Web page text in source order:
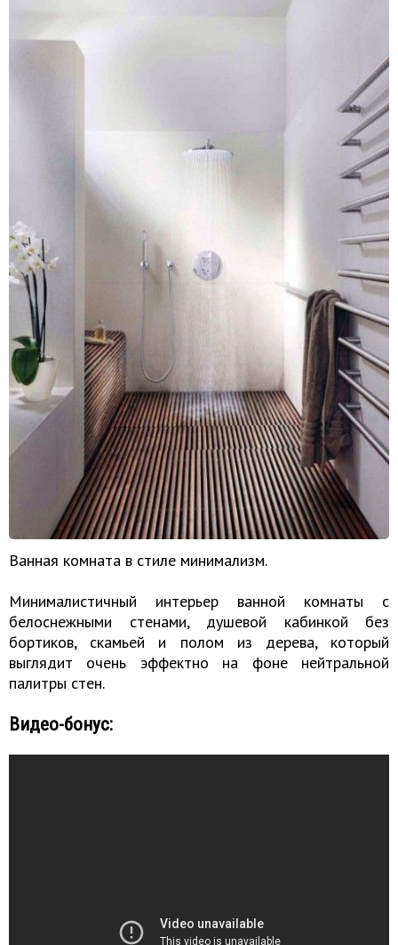
Ванная комната в стиле минимализм.
Минималистичный интерьер ванной комнаты с
белоснежными стенами, душевой кабинкой без
бортиков, скамьей и полом из дерева, который
выглядит очень эффектно на фоне нейтральной
палитры стен.
Видео-бонус: